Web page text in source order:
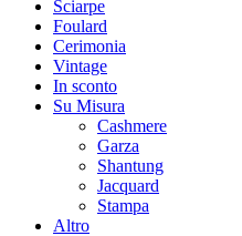
Sciarpe
Foulard
Cerimonia
Vintage
In sconto
Su Misura
Cashmere
Garza
Shantung
Jacquard
Stampa
Altro